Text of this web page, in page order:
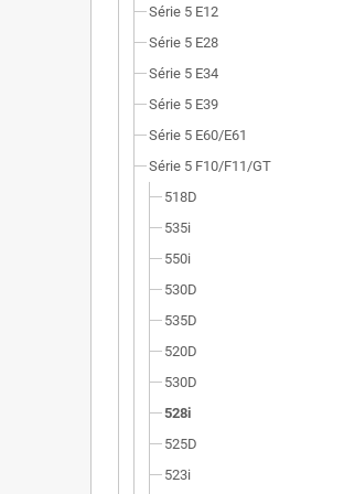
Série 5 E12
Série 5 E28
Série 5 E34
Série 5 E39
Série 5 E60/E61
Série 5 F10/F11/GT
518D
535i
550i
530D
535D
520D
530D
528i
525D
523i